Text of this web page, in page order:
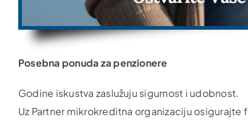
Posebna ponuda za penzionere
Godine iskustva zaslužuju sigurnost i udobnost.
Uz Partner mikrokreditna organizaciju osigurajte